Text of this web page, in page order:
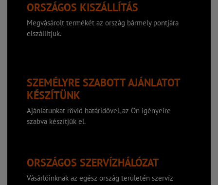
ORSZÁGOS KISZÁLLÍTÁS
Megvásárolt termékét az ország bármely pontjára
elszállítjuk.
SZEMÉLYRE SZABOTT AJÁNLATOT
KÉSZÍTÜNK
Ajánlatunkat rövid határidővel, az Ön igényeire
szabva készítjük el.
ORSZÁGOS SZERVÍZHÁLÓZAT
Vásárlóinknak az egész ország területén szervíz